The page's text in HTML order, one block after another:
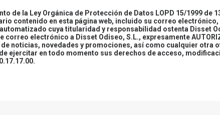
de la Ley Orgánica de Protección de Datos LOPD 15/1999
contenido en esta página web, incluido su correo
cuya titularidad y responsabilidad ostenta Disset
electrónico a Disset Odiseo, S.L., expresamente
noticias, novedades y promociones, así como cualquier otra
ejercitar en todo momento sus derechos de acceso,